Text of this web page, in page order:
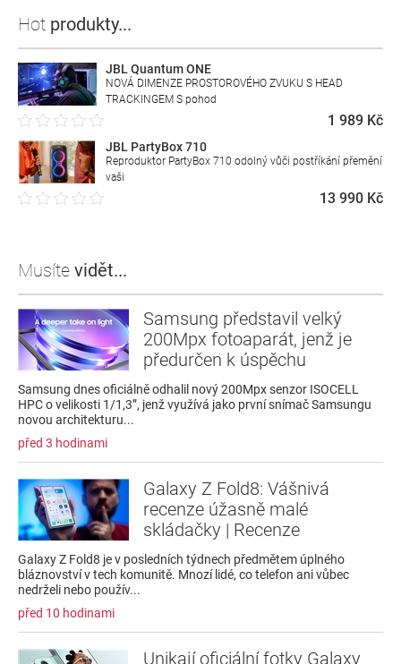
Hot produkty...
JBL Quantum ONE
NOVÁ DIMENZE PROSTOROVÉHO ZVUKU S HEAD
TRACKINGEM S pohod
1 989 Kč
JBL PartyBox 710
Reproduktor PartyBox 710 odolný vůči postříkání přemění
vaši
13 990 Kč
Musíte vidět...
Samsung představil velký
200Mpx fotoaparát, jenž je
předurčen k úspěchu
Samsung dnes oficiálně odhalil nový 200Mpx senzor ISOCELL
HPC o velikosti 1/1,3”, jenž využívá jako první snímač Samsungu
novou architekturu...
před 3 hodinami
Galaxy Z Fold8: Vášnivá
recenze úžasně malé
skládačky | Recenze
Galaxy Z Fold8 je v posledních týdnech předmětem úplného
bláznovství v tech komunitě. Mnozí lidé, co telefon ani vůbec
nedrželi nebo použív...
před 10 hodinami
Unikají oficiální fotky Galaxy